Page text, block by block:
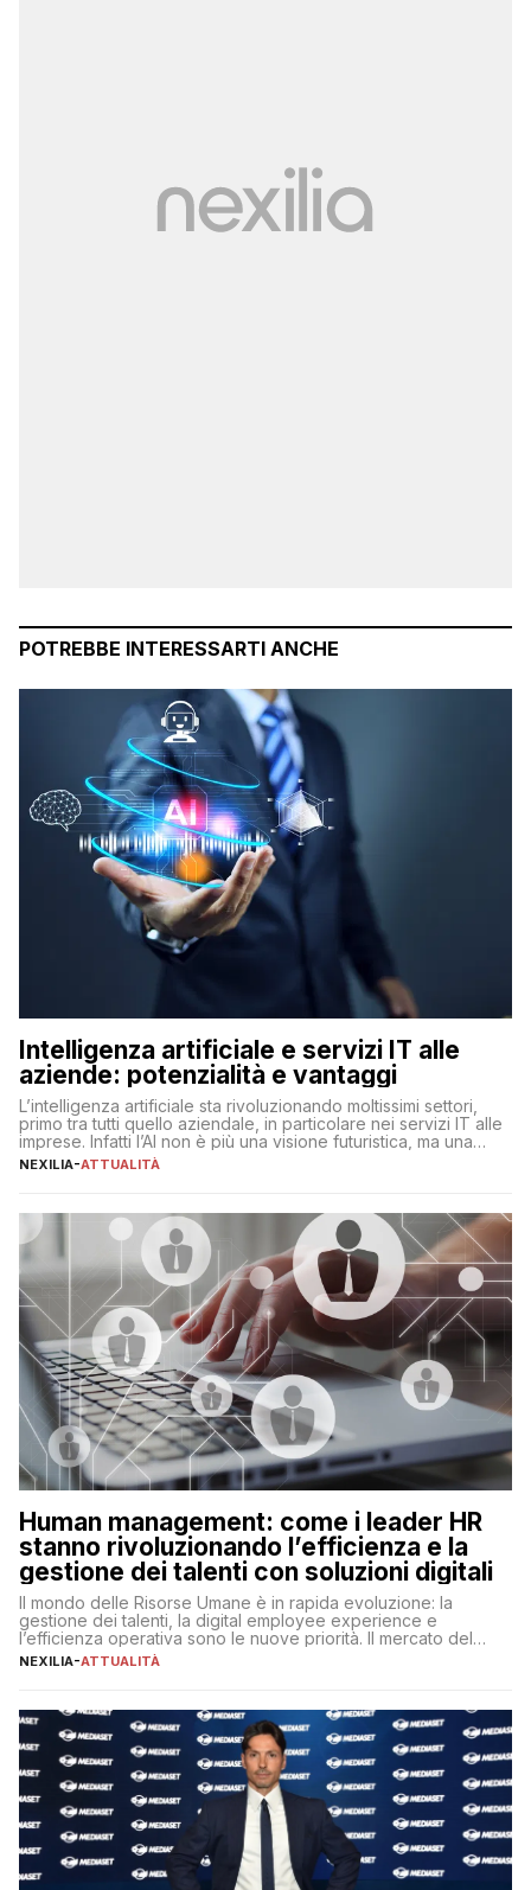
POTREBBE INTERESSARTI ANCHE
Intelligenza artificiale e servizi IT alle
aziende: potenzialità e vantaggi
L’intelligenza artificiale sta rivoluzionando moltissimi settori,
primo tra tutti quello aziendale, in particolare nei servizi IT alle
imprese. Infatti l’AI non è più una visione futuristica, ma una
realtà operativa che sta portando a un cambio significativo in
operazioni, bensì comporta […]
NEXILIA-ATTUALITÀ
Human management: come i leader HR
stanno rivoluzionando l’efficienza e la
gestione dei talenti con soluzioni digitali
Il mondo delle Risorse Umane è in rapida evoluzione: la
gestione dei talenti, la digital employee experience e
l’efficienza operativa sono le nuove priorità. Il mercato del
lavoro, d’altra parte, è sempre più competitivo con una lotta
NEXILIA-ATTUALITÀ